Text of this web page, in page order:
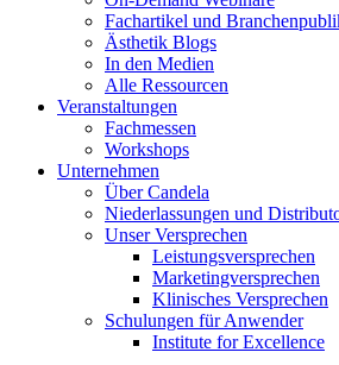
Fachartikel und
Ästhetik Blogs
In den Medien
Alle Ressourcen
Veranstaltungen
Fachmessen
Workshops
Unternehmen
Über Candela
Niederlassungen und
Unser Versprechen
Leistungsversprechen
Marketingversprechen
Klinisches Versprechen
Schulungen für Anwender
Institute for Excellence